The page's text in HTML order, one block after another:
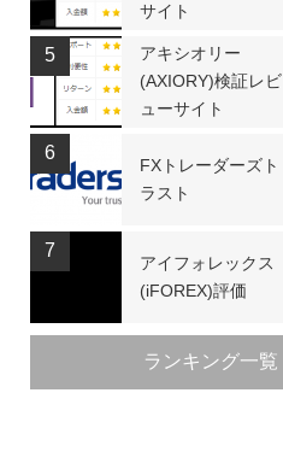
サイト
5
アキシオリー
(AXIORY)検証レビ
ューサイト
6
FXトレーダーズト
ラスト
7
アイフォレックス
(iFOREX)評価
ランキング一覧